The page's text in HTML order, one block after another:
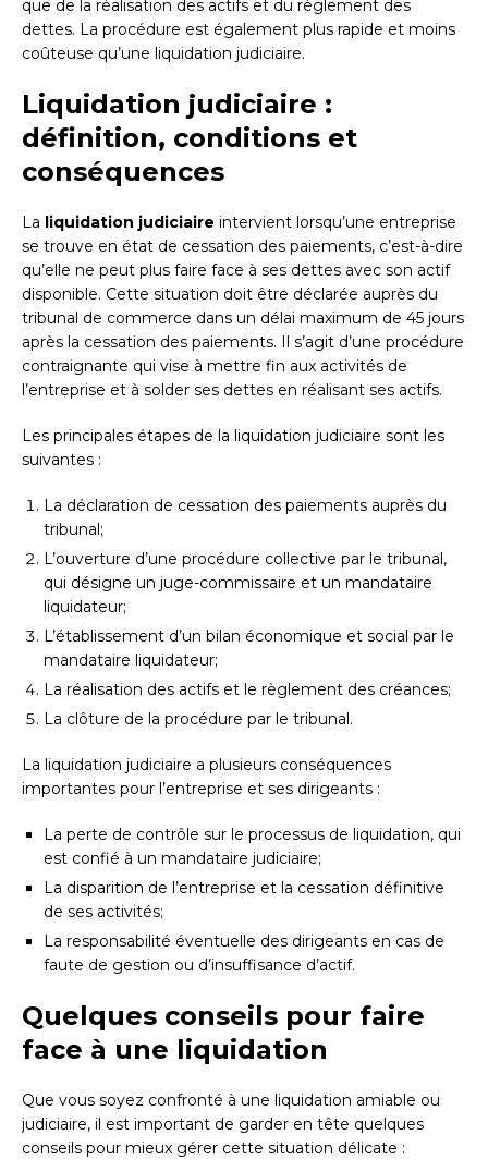
que de la réalisation des actifs et du règlement des
dettes. La procédure est également plus rapide et moins
coûteuse qu’une liquidation judiciaire.
Liquidation judiciaire :
définition, conditions et
conséquences
La liquidation judiciaire intervient lorsqu’une entreprise
se trouve en état de cessation des paiements, c’est-à-dire
qu’elle ne peut plus faire face à ses dettes avec son actif
disponible. Cette situation doit être déclarée auprès du
tribunal de commerce dans un délai maximum de 45 jours
après la cessation des paiements. Il s’agit d’une procédure
contraignante qui vise à mettre fin aux activités de
l’entreprise et à solder ses dettes en réalisant ses actifs.
Les principales étapes de la liquidation judiciaire sont les
suivantes :
La déclaration de cessation des paiements auprès du
tribunal;
L’ouverture d’une procédure collective par le tribunal,
qui désigne un juge-commissaire et un mandataire
liquidateur;
L’établissement d’un bilan économique et social par le
mandataire liquidateur;
La réalisation des actifs et le règlement des créances;
La clôture de la procédure par le tribunal.
La liquidation judiciaire a plusieurs conséquences
importantes pour l’entreprise et ses dirigeants :
La perte de contrôle sur le processus de liquidation, qui
est confié à un mandataire judiciaire;
La disparition de l’entreprise et la cessation définitive
de ses activités;
La responsabilité éventuelle des dirigeants en cas de
faute de gestion ou d’insuffisance d’actif.
Quelques conseils pour faire
face à une liquidation
Que vous soyez confronté à une liquidation amiable ou
judiciaire, il est important de garder en tête quelques
conseils pour mieux gérer cette situation délicate :